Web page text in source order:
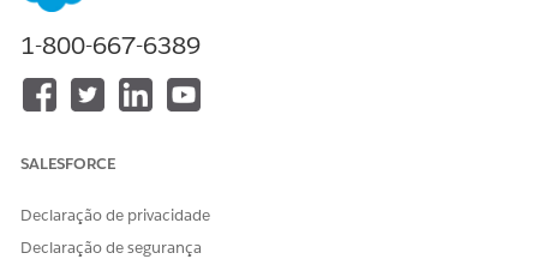
the navigation menu again.
2. Ensure that the EC_LWR_CatalogProductsApi extension is
only used for its intended purpose
(Commerce_Endpoint_Catalog_Products) and not invoked
005318648
1-800-667-6389
SALESFORCE
Declaração de privacidade
Declaração de segurança